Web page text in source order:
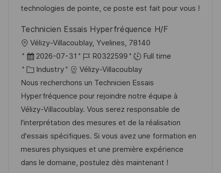
n D
t
e
o
y
technologies de pointe, ce poste est fait pour vous !
Technicien Essais Hyperfréquence H/F
L
o
c
a
t
i
o
n
Vélizy-Villacoublay, Yvelines, 78140
P
o
s
t
e
d
D
a
t
2026-07-31
J
o
b
I
d
R0322599
Full time
C
a
t
e
g
o
r
y
Industry
Vélizy-Villacoublay
Nous recherchons un Technicien Essais
Hyperfréquence pour rejoindre notre équipe à
Vélizy-Villacoublay. Vous serez responsable de
l'interprétation des mesures et de la réalisation
d'essais spécifiques. Si vous avez une formation en
mesures physiques et une première expérience
dans le domaine, postulez dès maintenant !